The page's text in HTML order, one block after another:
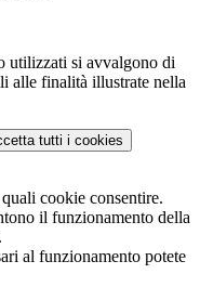
utilizzati si avvalgono di
alle finalità illustrate nella
tutti i cookies
cookie consentire.
il funzionamento della
al funzionamento potete